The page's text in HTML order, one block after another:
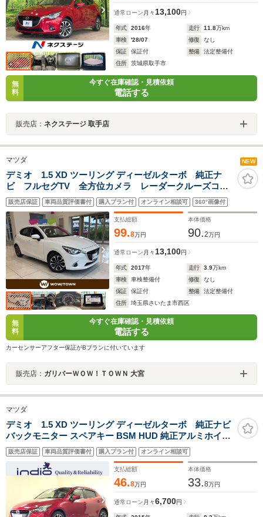
通常ローン 月々 13,100円
年式 2016年 走行 11.8万km
車検
'28/07 修復
なし
保証
保証付 整備
法定整備付
住所
茨城県取手市
無
料
今すぐ在庫確認・見積依頼
電話する
販売店： ネクステージ 取手店
マツダ NEW
デミオ 1.5 XD ツーリング ディーゼルターボ 純正ナ
ビ フルセグTV 全方位カメラ レーダークルーズコン
トロール ETC ヘッドアップディスプレイLEDヘッド
ライト レーンキープアシスト コーナーセンサー ア
イドリングストップ
販売店保証 車両品質評価書付 購入プラン付 オンライン相談可 360°画像付
支払総額
99.8万円
本体価格
90.2万円
通常ローン 月々 13,100円
年式 2017年 走行 3.9万km
車検
車検整備付 修復
なし
保証
保証付 整備
法定整備付
住所
埼玉県さいたま市西区
無
料
今すぐ在庫確認・見積依頼
電話する
カーセンサーアフター保証がBプランに付いています
販売店： ガリバーＷＯＷ！ＴＯＷＮ 大宮
マツダ
デミオ 1.5 XD ツーリング ディーゼルターボ 純正ナビ
バックモニター スペアキー BSM HUD 純正アルミホイー
ル 充電用USBソケット クルーズコントロール オートラ
イト 電動格納ミラー ステアリングリモコン
販売店保証 車両品質評価書付 購入プラン付 オンライン相談可
支払総額
46.8万円
本体価格
33.8万円
通常ローン 月々6,700円